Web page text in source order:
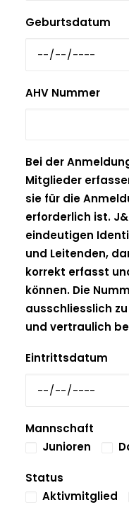
Geburtsdatum
AHV Nummer
Bei der
Mitglieder
sie für die
erforderlich ist.
eindeutigen
und Leitenden,
korrekt erfasst
können. Die
ausschliesslich
und vertraulich
Eintrittsdatum
Mannschaft
Junioren
Status
Aktivmitglied